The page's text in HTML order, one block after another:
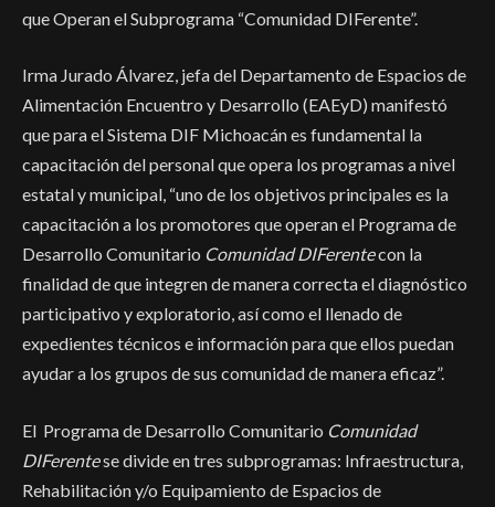
que Operan el Subprograma “Comunidad DIFerente”.
Irma Jurado Álvarez, jefa del Departamento de Espacios de
Alimentación Encuentro y Desarrollo (EAEyD) manifestó
que para el Sistema DIF Michoacán es fundamental la
capacitación del personal que opera los programas a nivel
estatal y municipal, “uno de los objetivos principales es la
capacitación a los promotores que operan el Programa de
Desarrollo Comunitario Comunidad DIFerentecon la
finalidad de que integren de manera correcta el diagnóstico
participativo y exploratorio, así como el llenado de
expedientes técnicos e información para que ellos puedan
ayudar a los grupos de sus comunidad de manera eficaz”.
El Programa de Desarrollo Comunitario Comunidad
DIFerentese divide en tres subprogramas: Infraestructura,
Rehabilitación y/o Equipamiento de Espacios de